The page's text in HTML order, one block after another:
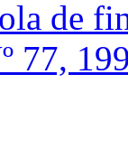
de
77,